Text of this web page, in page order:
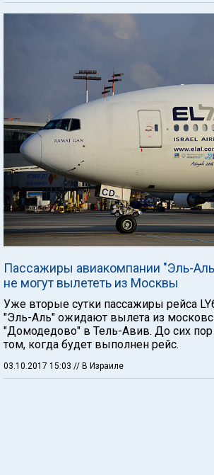
Пассажиры авиакомпании "Эль-
не могут вылететь из Москвы
Уже вторые сутки пассажиры рейса
"Эль-Аль" ожидают вылета из
"Домодедово" в Тель-Авив. До сих
том, когда будет выполнен рейс.
03.10.2017 15:03 // В Израиле